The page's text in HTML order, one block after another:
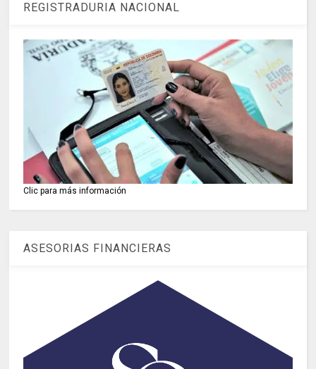
REGISTRADURIA NACIONAL
Clic para más información
ASESORIAS FINANCIERAS